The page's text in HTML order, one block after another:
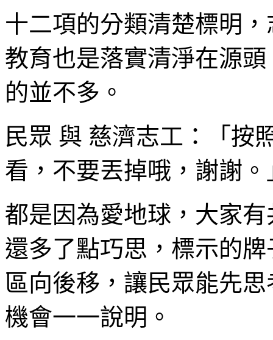
十二項的分類清楚標明
教育也是落實清淨在源
的並不多。
民眾 與 慈濟志工：「按
看，不要丟掉哦，謝謝。
都是因為愛地球，大家
還多了點巧思，標示的
區向後移，讓民眾能先
機會一一說明。